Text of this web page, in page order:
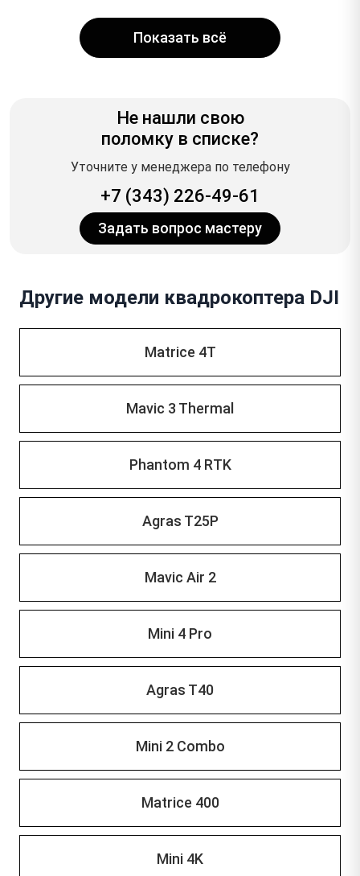
Показать всё
Не нашли свою
поломку в списке?
Уточните у менеджера по телефону
+7 (343) 226-49-61
Задать вопрос мастеру
Другие модели квадрокоптера DJI
Matrice 4T
Mavic 3 Thermal
Phantom 4 RTK
Agras T25P
Mavic Air 2
Mini 4 Pro
Agras T40
Mini 2 Combo
Matrice 400
Mini 4K